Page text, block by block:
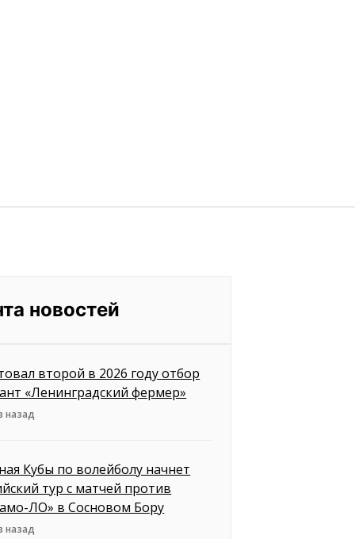
новостей
второй в 2026 году отбор
«Ленинградский фермер»
назад
Кубы по волейболу начнет
тур с матчей против
ЛО» в Сосновом Бору
назад